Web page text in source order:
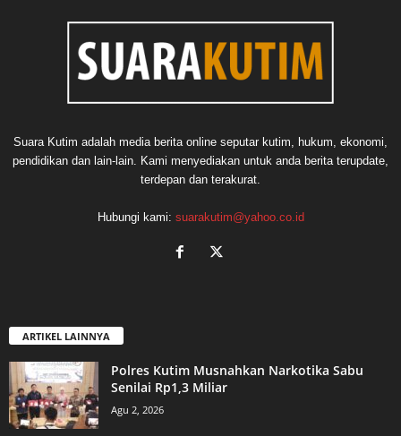
Suara Kutim adalah media berita online seputar kutim, hukum, ekonomi,
pendidikan dan lain-lain. Kami menyediakan untuk anda berita terupdate,
terdepan dan terakurat.
Hubungi kami: suarakutim@yahoo.co.id
ARTIKEL LAINNYA
Polres Kutim Musnahkan Narkotika Sabu
Senilai Rp1,3 Miliar
Agu 2, 2026